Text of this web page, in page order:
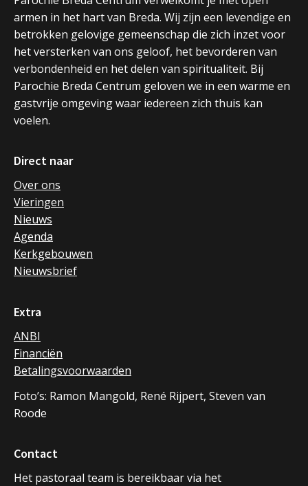
armen in het hart van Breda. Wij zijn een levendige en
betrokken gelovige gemeenschap die zich inzet voor
het versterken van ons geloof, het bevorderen van
verbondenheid en het delen van spiritualiteit. Bij
Parochie Breda Centrum geloven we in een warme en
gastvrije omgeving waar iedereen zich thuis kan
voelen.
Direct naar
Over ons
Vieringen
Nieuws
Agenda
Kerkgebouwen
Nieuwsbrief
Extra
ANBI
Financiën
Betalingsvoorwaarden
Foto’s: Ramon Mangold, René Rijpert, Steven van
Roode
Contact
Het pastoraal team is bereikbaar via het